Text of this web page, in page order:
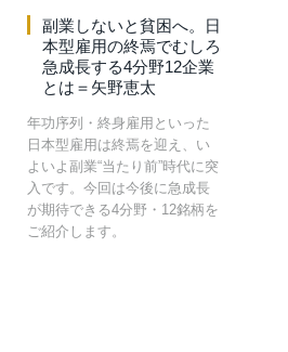
副業しないと貧困へ。日
本型雇用の終焉でむしろ
急成長する4分野12企業
とは＝矢野恵太
年功序列・終身雇用といった
日本型雇用は終焉を迎え、い
よいよ副業“当たり前”時代に突
入です。今回は今後に急成長
が期待できる4分野・12銘柄を
ご紹介します。